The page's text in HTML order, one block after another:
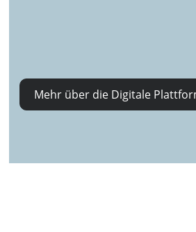
Mehr über die Digitale